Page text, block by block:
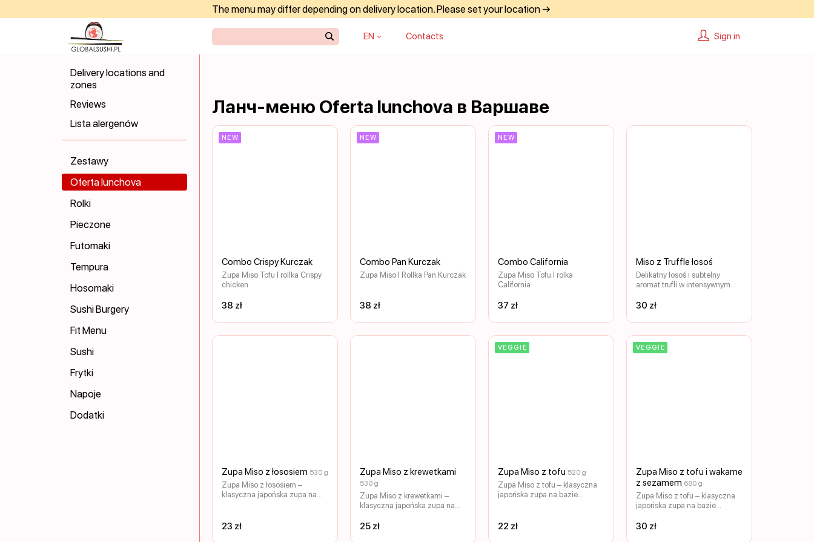
The menu may differ depending on delivery location. Please set your location →
EN Contacts Sign in
Delivery locations and
zones
Reviews
Lista alergenów
Zestawy
Oferta lunchova
Rolki
Pieczone
Futomaki
Tempura
Hosomaki
Sushi Burgery
Fit Menu
Sushi
Frytki
Napoje
Dodatki
Ланч-меню Oferta lunchova в Варшаве
NEW
Combo Crispy Kurczak
Zupa Miso Tofu I rollka Crispy
chicken
38 zł
NEW
Combo Pan Kurczak
Zupa Miso I Rollka Pan Kurczak
38 zł
NEW
Combo California
Zupa Miso Tofu I rolka
California
37 zł
Miso z Truffle łosoś
Delikatny łosoś i subtelny
aromat trufli w intensywnym
wakame.
30 zł
Zupa Miso z łososiem 530 g
Zupa Miso z łososiem –
klasyczna japońska zupa na
soczystym łososiem i
23 zł
Zupa Miso z krewetkami
530 g
Zupa Miso z krewetkami –
klasyczna japońska zupa na
miso. Wzbogacona jędrnymi,
25 zł
VEGGIE
Zupa Miso z tofu 520 g
Zupa Miso z tofu – klasyczna
japońska zupa na bazie
połączeniu z wodorostami
22 zł
VEGGIE
Zupa Miso z tofu i wakame
z sezamem 680 g
Zupa Miso z tofu – klasyczna
japońska zupa na bazie
Delikatne kawałki tofu w
30 zł